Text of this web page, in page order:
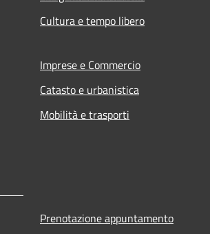
Cultura e tempo libero
Imprese e Commercio
Catasto e urbanistica
Mobilità e trasporti
Prenotazione appuntamento